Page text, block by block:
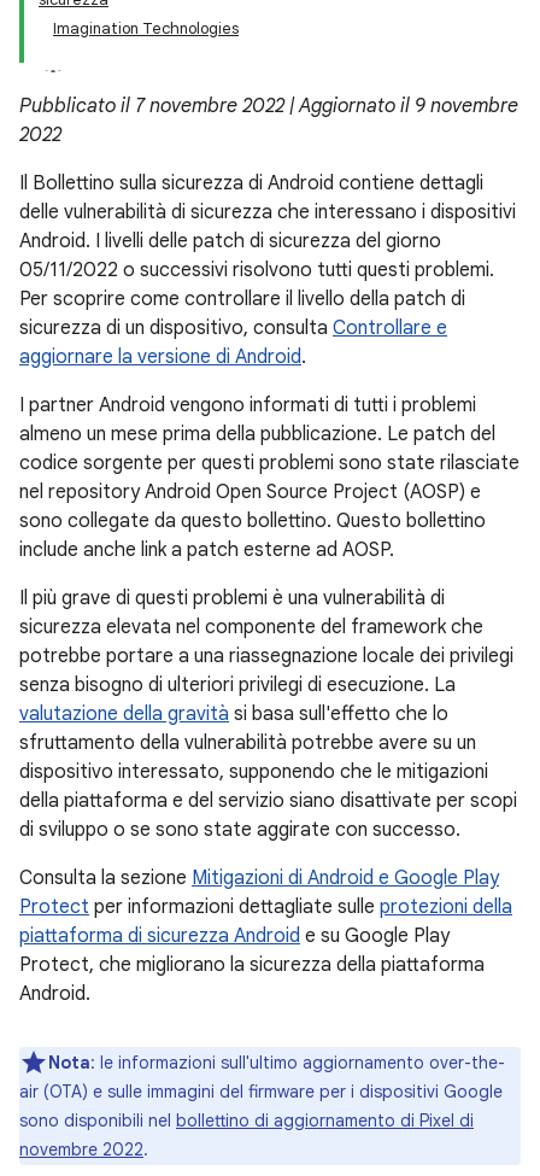
Imagination Technologies
Pubblicato il 7 novembre 2022 | Aggiornato il 9 novembre
2022
Il Bollettino sulla sicurezza di Android contiene dettagli
delle vulnerabilità di sicurezza che interessano i dispositivi
Android. I livelli delle patch di sicurezza del giorno
05/11/2022 o successivi risolvono tutti questi problemi.
Per scoprire come controllare il livello della patch di
sicurezza di un dispositivo, consulta Controllare e
aggiornare la versione di Android.
I partner Android vengono informati di tutti i problemi
almeno un mese prima della pubblicazione. Le patch del
codice sorgente per questi problemi sono state rilasciate
nel repository Android Open Source Project (AOSP) e
sono collegate da questo bollettino. Questo bollettino
include anche link a patch esterne ad AOSP.
Il più grave di questi problemi è una vulnerabilità di
sicurezza elevata nel componente del framework che
potrebbe portare a una riassegnazione locale dei privilegi
senza bisogno di ulteriori privilegi di esecuzione. La
valutazione della gravità si basa sull'effetto che lo
sfruttamento della vulnerabilità potrebbe avere su un
dispositivo interessato, supponendo che le mitigazioni
della piattaforma e del servizio siano disattivate per scopi
di sviluppo o se sono state aggirate con successo.
Consulta la sezione Mitigazioni di Android e Google Play
Protect per informazioni dettagliate sulle protezioni della
piattaforma di sicurezza Android e su Google Play
Protect, che migliorano la sicurezza della piattaforma
Android.
Nota: le informazioni sull'ultimo aggiornamento over-the-
air (OTA) e sulle immagini del firmware per i dispositivi Google
sono disponibili nel bollettino di aggiornamento di Pixel di
novembre 2022.